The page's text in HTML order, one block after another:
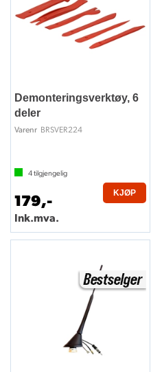
Demonteringsverktøy, 6
deler
Varenr BRSVER224
4tilgjengelig
179,-
Ink.mva.
KJØP